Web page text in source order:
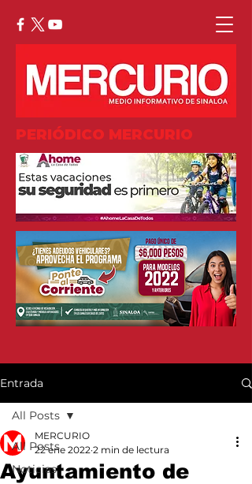
PERIÓDICO MERCURIO
Entrada
All Posts
Noticias
All Posts
Ayuntamiento de
MERCURIO
22 ene 2022 2 min de lectura